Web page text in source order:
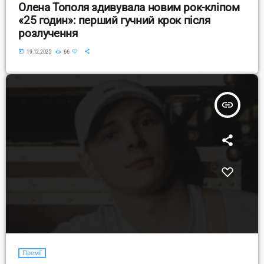
Олена Тополя здивувала новим рок-кліпом
«25 годин»: перший гучний крок після
розлучення
today 19.12.2025 66
insert_link
Премії